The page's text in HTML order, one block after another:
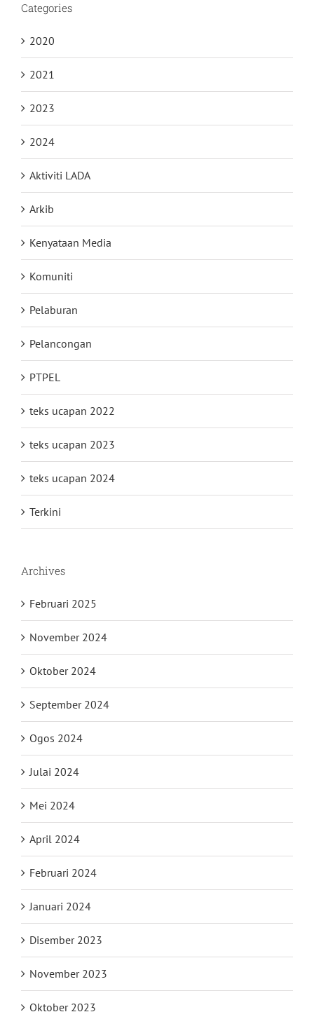
Categories
2020
2021
2023
2024
Aktiviti LADA
Arkib
Kenyataan Media
Komuniti
Pelaburan
Pelancongan
PTPEL
teks ucapan 2022
teks ucapan 2023
teks ucapan 2024
Terkini
Archives
Februari 2025
November 2024
Oktober 2024
September 2024
Ogos 2024
Julai 2024
Mei 2024
April 2024
Februari 2024
Januari 2024
Disember 2023
November 2023
Oktober 2023